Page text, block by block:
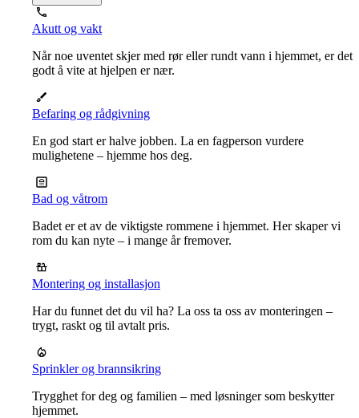
Akutt og vakt
Når noe uventet skjer med rør eller rundt vann i hjemmet, er det
godt å vite at hjelpen er nær.
Befaring og rådgivning
En god start er halve jobben. La en fagperson vurdere
mulighetene – hjemme hos deg.
Bad og våtrom
Badet er et av de viktigste rommene i hjemmet. Her skaper vi
rom du kan nyte – i mange år fremover.
Montering og installasjon
Har du funnet det du vil ha? La oss ta oss av monteringen –
trygt, raskt og til avtalt pris.
Sprinkler og brannsikring
Trygghet for deg og familien – med løsninger som beskytter
hjemmet.